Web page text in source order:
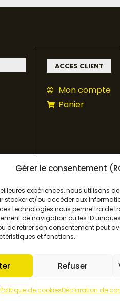
Gérer le consentement
expériences, nous utilisons
stocker et/ou accéder aux
technologies nous permettra de
de navigation ou les ID
de retirer son consentement peut
et fonctions.
Refuser
Politique de cookiesDéclaration de
ACCES CLIENT
Mon compte
Panier